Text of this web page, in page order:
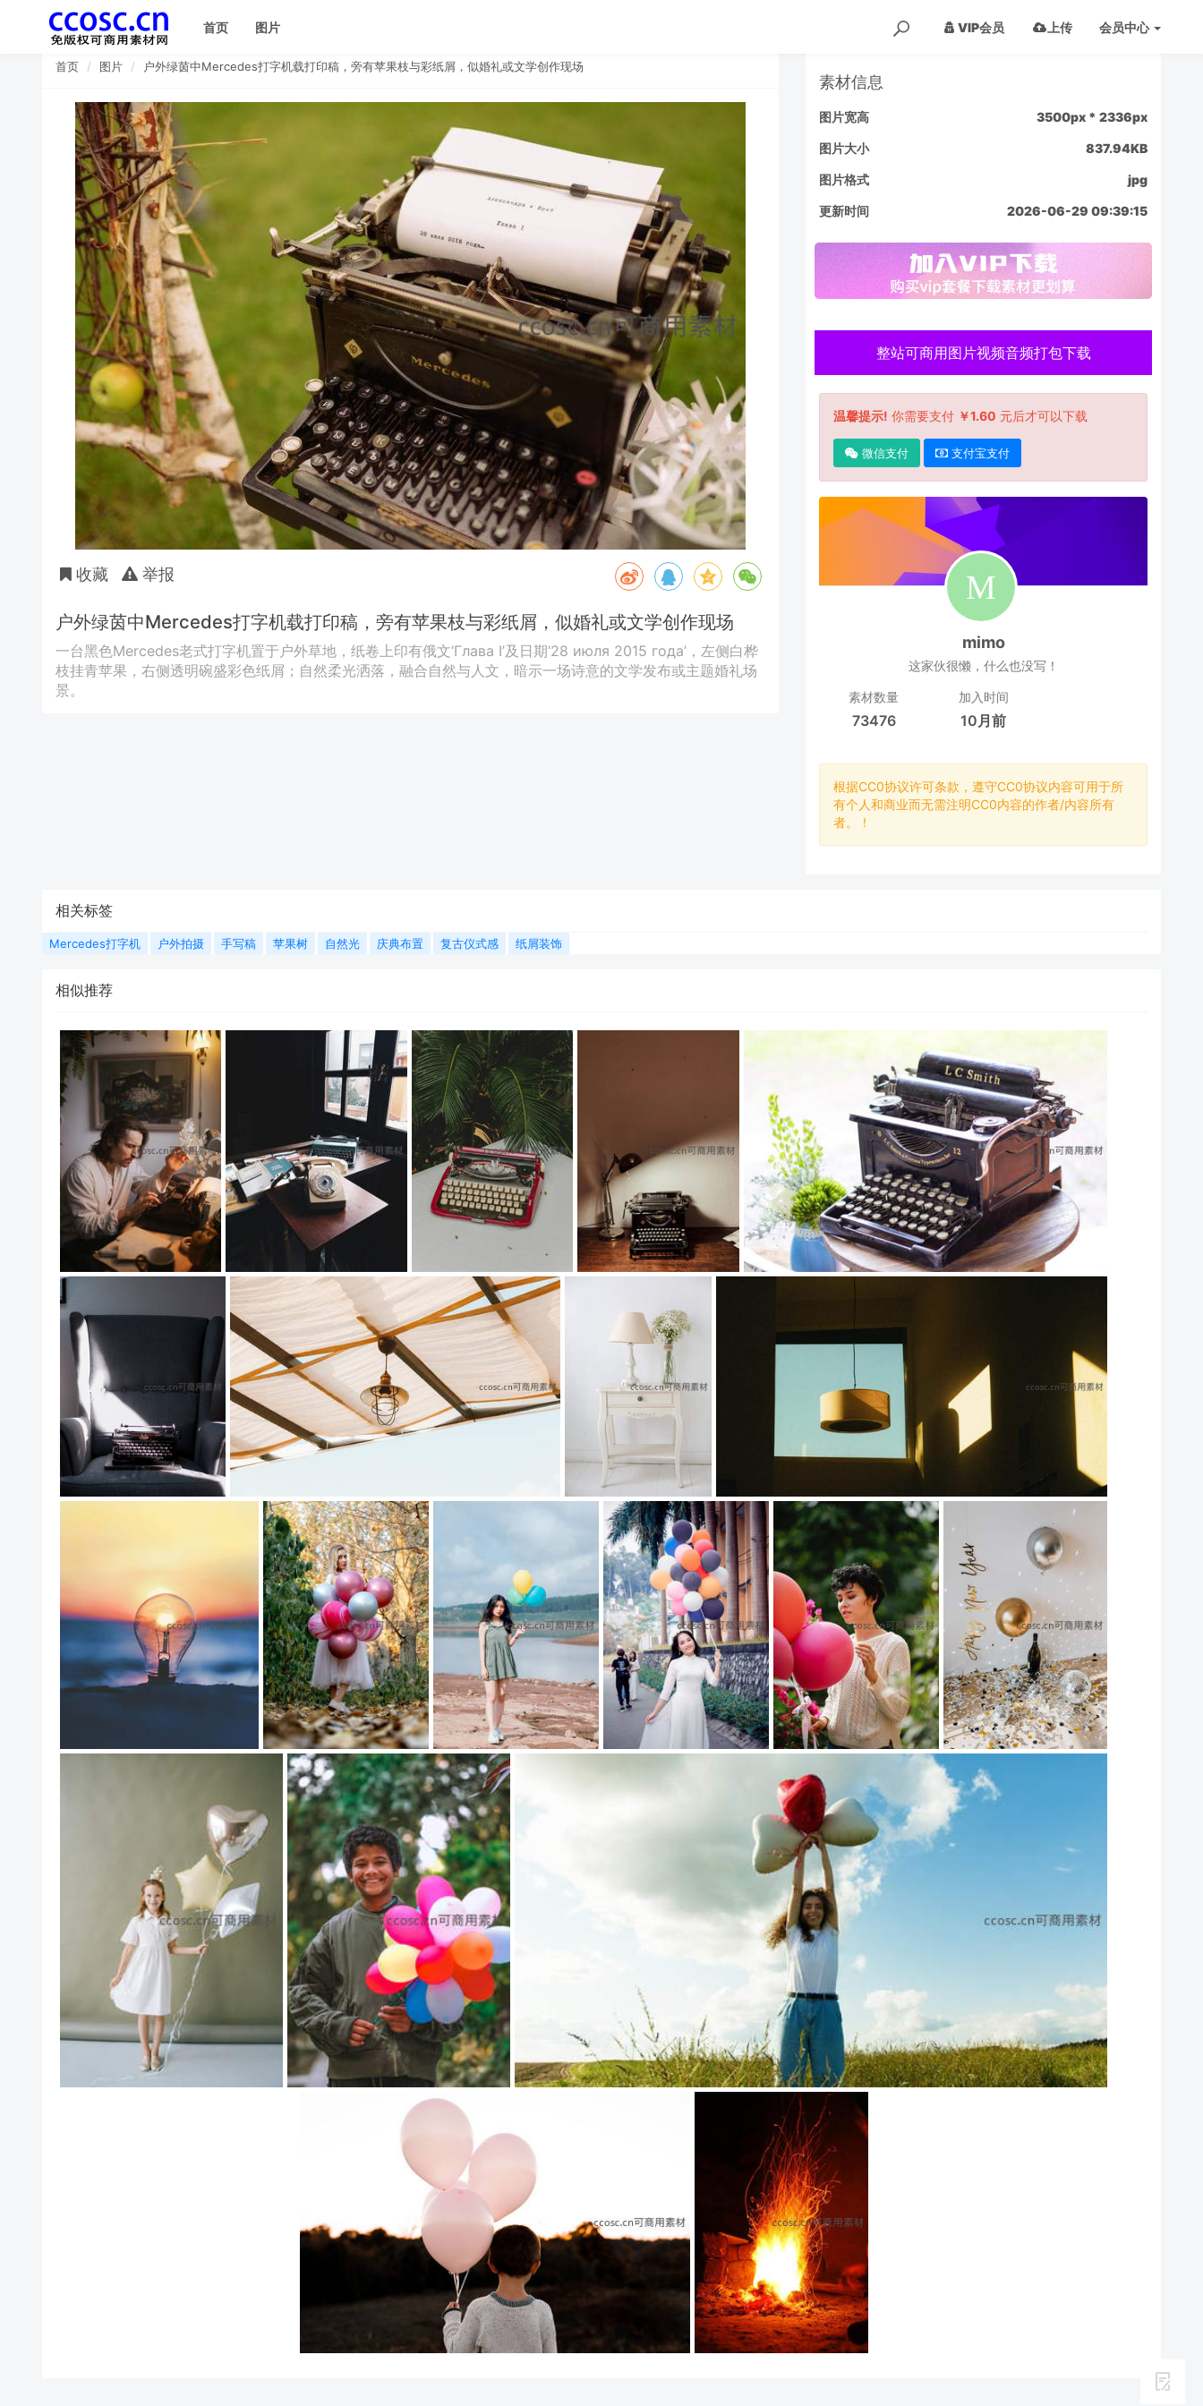
VIP会员 上传 会员中心
首页 图片
首页 图片 户外绿茵中Mercedes打字机载打印稿，旁有苹果枝与彩纸屑，似婚礼或文学创作现场
收藏 举报
户外绿茵中Mercedes打字机载打印稿，旁有苹果枝与彩纸屑，似婚礼或文学创作现场
一台黑色Mercedes老式打字机置于户外草地，纸卷上印有俄文‘Глава I’及日期‘28 июля 2015 года’，左侧白桦
枝挂青苹果，右侧透明碗盛彩色纸屑；自然柔光洒落，融合自然与人文，暗示一场诗意的文学发布或主题婚礼场
景。
素材信息
图片宽高 3500px * 2336px
图片大小 837.94KB
图片格式 jpg
更新时间 2026-06-29 09:39:15
整站可商用图片视频音频打包下载
温馨提示! 你需要支付 ￥1.60 元后才可以下载
微信支付 支付宝支付
mimo
这家伙很懒，什么也没写！
素材数量
73476
加入时间
10月前
根据CC0协议许可条款，遵守CC0协议内容可用于所
有个人和商业而无需注明CC0内容的作者/内容所有
者。！
相关标签
Mercedes打字机 户外拍摄 手写稿 苹果树 自然光 庆典布置 复古仪式感 纸屑装饰
相似推荐